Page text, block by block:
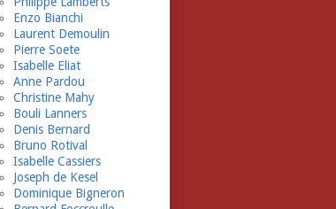
Enzo Bianchi
Laurent Demoulin
Pierre Soete
Isabelle Eliat
Anne Pardou
Christine Mahy
Bouli Lanners
Denis Bernard
Bruno Rotival
Isabelle Cassiers
Joseph de Kesel
Dominique Bigneron